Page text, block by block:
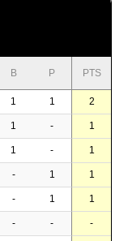
B P PTS
1 1 2
1 - 1
1 - 1
- 1 1
- 1 1
- - -